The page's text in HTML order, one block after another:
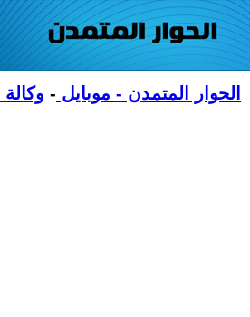
الحوار المتمدن - موبايل - وكالة